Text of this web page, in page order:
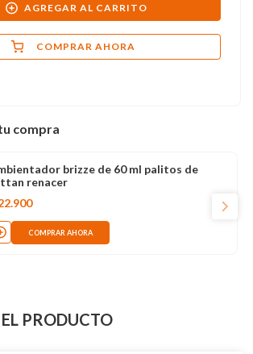
AGREGAR AL CARRITO
COMPRAR AHORA
compra
brizze de 60 ml palitos de
renacer
.900
COMPRAR AHORA
PRODUCTO